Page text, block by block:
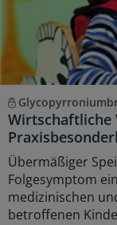
Wirtschaftliche
Übermäßiger
Folgesymptom
medizinischen
betroffenen